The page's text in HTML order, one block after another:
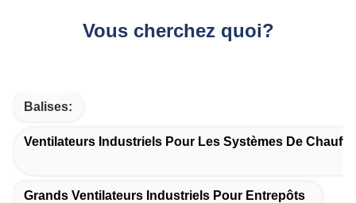
Vous cherchez quoi?
Balises:
Ventilateurs Industriels Pour Les Systèmes De
Grands Ventilateurs Industriels Pour Entrepôts